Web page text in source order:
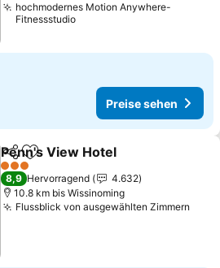
hochmodernes Motion Anywhere-
Fitnessstudio
Preise sehen
TeilenZu Favoriten hinzufügen
Penn's View Hotel
3 Sterne
8,9 Hervorragend
4.632
10.8 km bis Wissinoming
Flussblick von ausgewählten Zimmern